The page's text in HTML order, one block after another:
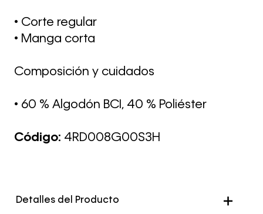
• Corte regular
• Manga corta
Composición y cuidados
• 60 % Algodón BCI, 40 % Poliéster
Código: 4RD008G00S3H
Detalles del Producto